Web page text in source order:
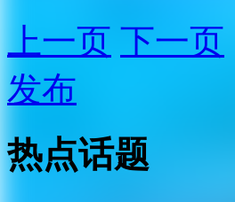
上一页 下一页
发布
热点话题